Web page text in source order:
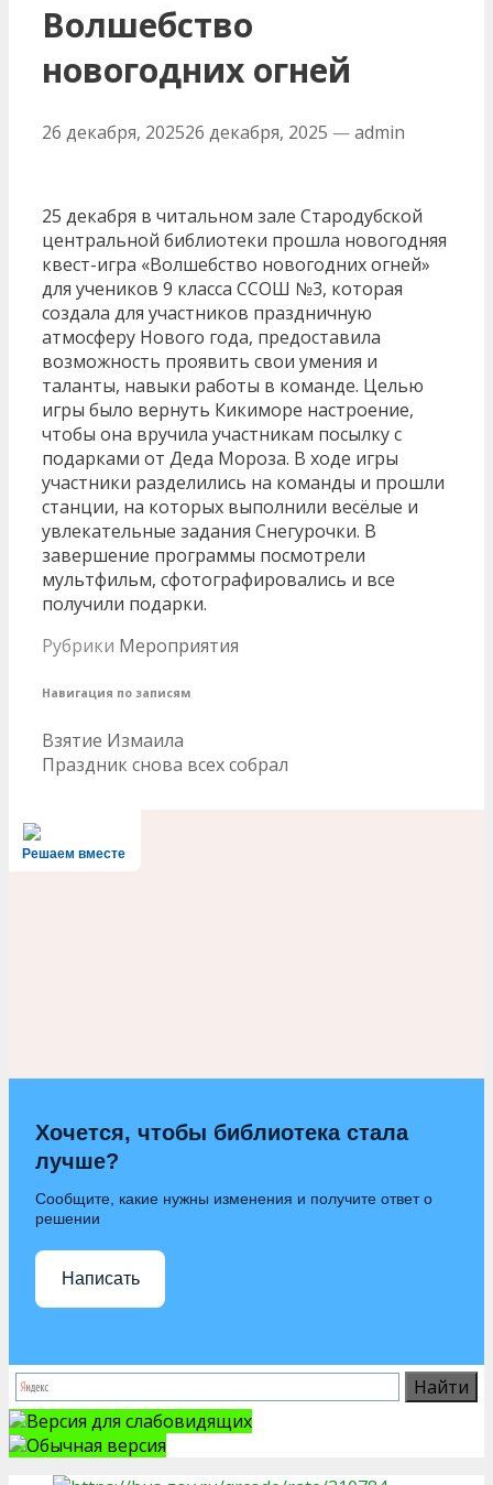
Волшебство
новогодних огней
26 декабря, 202526 декабря, 2025 —admin
25 декабря в читальном зале Стародубской
центральной библиотеки прошла новогодняя
квест-игра «Волшебство новогодних огней»
для учеников 9 класса ССОШ №3, которая
создала для участников праздничную
атмосферу Нового года, предоставила
возможность проявить свои умения и
таланты, навыки работы в команде. Целью
игры было вернуть Кикиморе настроение,
чтобы она вручила участникам посылку с
подарками от Деда Мороза. В ходе игры
участники разделились на команды и прошли
станции, на которых выполнили весёлые и
увлекательные задания Снегурочки. В
завершение программы посмотрели
мультфильм, сфотографировались и все
получили подарки.
Рубрики Мероприятия
Навигация по записям
Взятие Измаила
Праздник снова всех собрал
Решаем вместе
Хочется, чтобы библиотека стала
лучше?
Сообщите, какие нужны изменения и получите ответ о
решении
Написать
Версия для слабовидящих
Обычная версия